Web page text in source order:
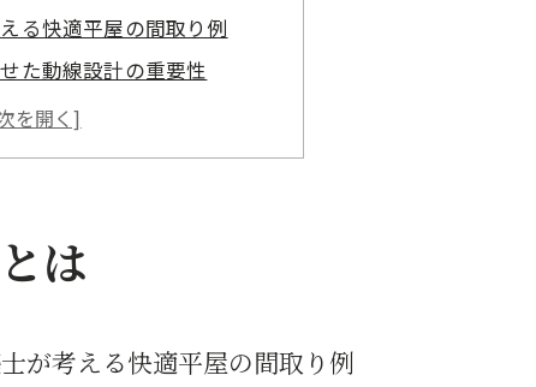
る快適平屋の間取り例
た動線設計の重要性
間づくりのコツ
現する断熱性能とは
適な暮らしの秘訣
で見る平屋の魅力
が暮らしを変える理由
は
が考える快適平屋の間取り例